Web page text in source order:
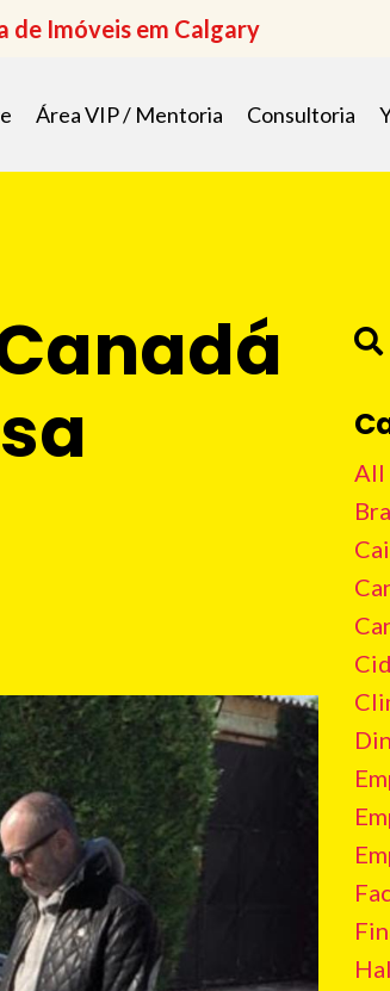
de Imóveis em Calgary
Área VIP / Mentoria Consultoria
All